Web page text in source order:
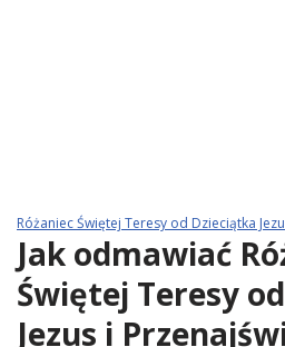
Różaniec Świętej Teresy od Dzieciątka
Jak odmawiać
Świętej Teresy
Jezus i